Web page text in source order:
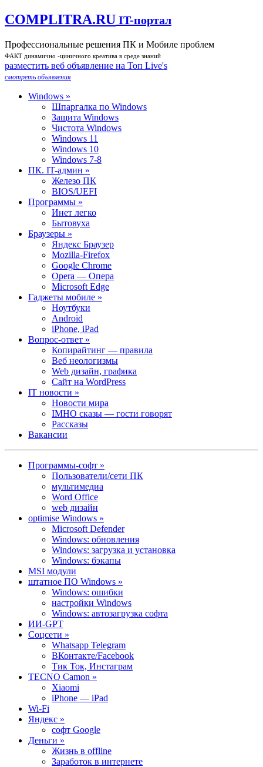
COMPLITRA.RU IT-портал
Профессиональные решения ПК и Мобиле проблем
ФАКТ динамично -циничного креатива в среде знаний
разместить веб объявление на Toп Live's
смотреть объявления
Windows »
Шпаргалка по Windows
Защита Windows
Чистота Windows
Windows 11
Windows 10
Windows 7-8
ПК. IT-админ »
Железо ПК
BIOS/UEFI
Программы »
Инет легко
Бытовуха
Браузеры »
Яндекс Браузер
Mozilla-Firefox
Google Chrome
Opera — Опера
Microsoft Edge
Гаджеты мобиле »
Ноутбуки
Android
iPhone, iPad
Вопрос-ответ »
Копирайтинг — правила
Веб неологизмы
Web дизайн, графика
Сайт на WordPress
IT новости »
Новости мира
IMHO сказы — гости говорят
Рассказы
Вакансии
Программы-софт »
Пользователи/сети ПК
мультимедиа
Word Office
web дизайн
optimise Windows »
Microsoft Defender
Windows: обновления
Windows: загрузка и установка
Windows: бэкапы
MSI модули
штатное ПО Windows »
Windows: ошибки
настройки Windows
Windows: автозагрузка софта
ИИ-GPT
Cоцсети »
Whatsapp Telegram
ВКонтакте/Facebook
Тик Ток, Инстаграм
TECNO Camon »
Xiaomi
iPhone — iPad
Wi-Fi
Яндекс »
софт Google
Деньги »
Жизнь в offline
Заработок в интернете